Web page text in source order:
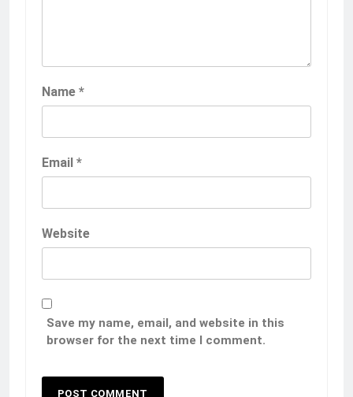
Name *
Email *
Website
Save my name, email, and website in this
browser for the next time I comment.